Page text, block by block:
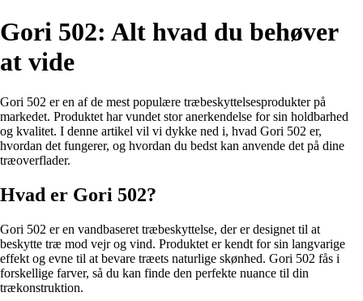
Gori 502: Alt hvad du behøver
at vide
Gori 502 er en af de mest populære træbeskyttelsesprodukter på
markedet. Produktet har vundet stor anerkendelse for sin holdbarhed
og kvalitet. I denne artikel vil vi dykke ned i, hvad Gori 502 er,
hvordan det fungerer, og hvordan du bedst kan anvende det på dine
træoverflader.
Hvad er Gori 502?
Gori 502 er en vandbaseret træbeskyttelse, der er designet til at
beskytte træ mod vejr og vind. Produktet er kendt for sin langvarige
effekt og evne til at bevare træets naturlige skønhed. Gori 502 fås i
forskellige farver, så du kan finde den perfekte nuance til din
trækonstruktion.